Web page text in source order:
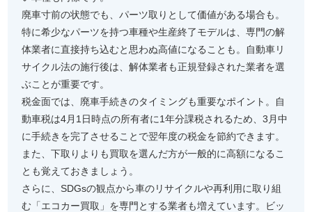
廃車寸前の状態でも、パーツ取りとして価値がある場合も。
特に希少なパーツを持つ車種や生産終了モデルは、専門の解
体業者に直接持ち込むと思わぬ高値になることも。自動車リ
サイクル法の施行後は、解体業者も正規登録された業者を選
ぶことが重要です。
税金面では、廃車手続きのタイミングも重要なポイント。自
動車税は4月1日時点の所有者に1年分課税されるため、3月中
に手続きを完了させることで翌年度の税金を節約できます。
また、下取りよりも買取を選んだ方が一般的に高額になるこ
とも覚えておきましょう。
さらに、SDGsの観点から車のリサイクルや再利用に取り組
む「エコカー買取」を専門とする業者も増えています。ビッ